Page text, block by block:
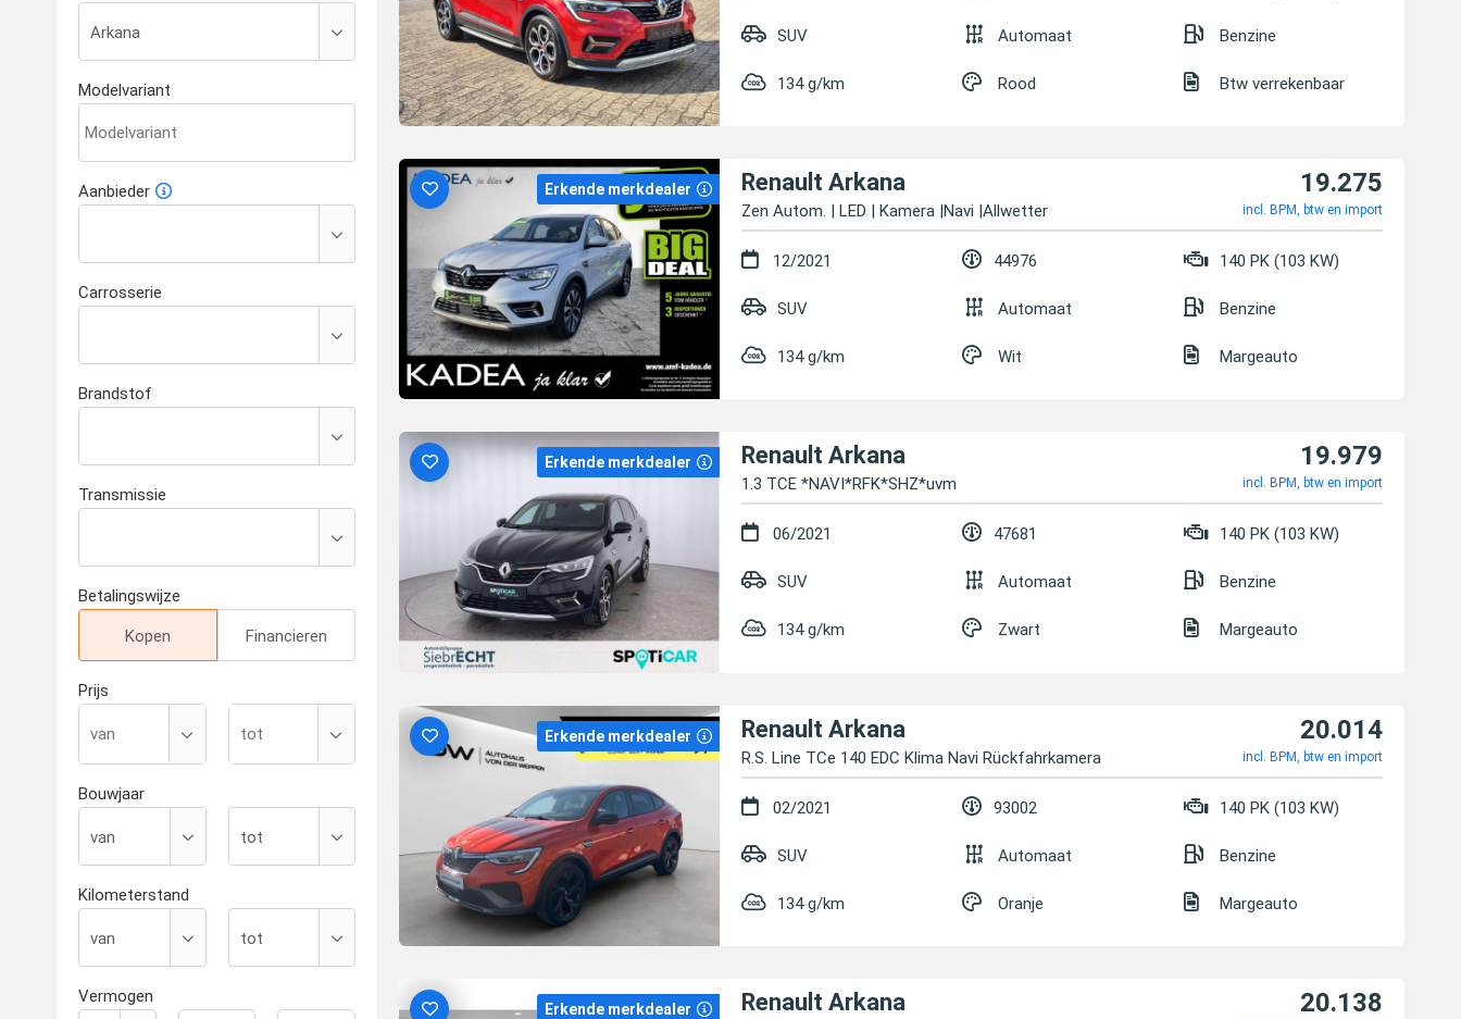
SUV Automaat Benzine
134 g/km Rood Btw verrekenbaar
Erkende merkdealer Renault Arkana
Zen Autom. | LED | Kamera |Navi |Allwetter
19.275
incl. BPM, btw en import
12/2021 44976 140 PK (103 KW)
SUV Automaat Benzine
134 g/km Wit Margeauto
Erkende merkdealer Renault Arkana
1.3 TCE *NAVI*RFK*SHZ*uvm
19.979
incl. BPM, btw en import
06/2021 47681 140 PK (103 KW)
SUV Automaat Benzine
134 g/km Zwart Margeauto
Erkende merkdealer Renault Arkana
R.S. Line TCe 140 EDC Klima Navi Rückfahrkamera
20.014
incl. BPM, btw en import
02/2021 93002 140 PK (103 KW)
SUV Automaat Benzine
134 g/km Oranje Margeauto
Erkende merkdealer Renault Arkana 20.138
Modelvariant
Aanbieder
Carrosserie
Brandstof
Transmissie
Betalingswijze
Kopen Financieren
Prijs
Bouwjaar
Kilometerstand
Vermogen